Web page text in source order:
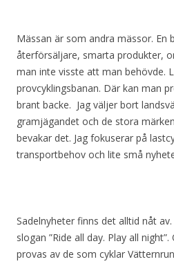
Mässan är som andra mässor. En
återförsäljare, smarta produkter,
man inte visste att man behövde.
provcyklingsbanan. Där kan man
brant backe. Jag väljer bort
gramjägandet och de stora
bevakar det. Jag fokuserar på
transportbehov och lite små
Sadelnyheter finns det alltid nåt
slogan ”Ride all day. Play all
provas av de som cyklar